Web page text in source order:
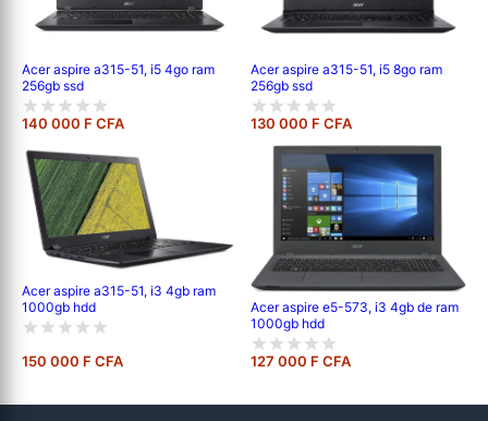
Acer aspire a315-51, i5 4go ram
256gb ssd
140 000 F CFA
Acer aspire a315-51, i5 8go ram
256gb ssd
130 000 F CFA
Acer aspire a315-51, i3 4gb ram
1000gb hdd
150 000 F CFA
Acer aspire e5-573, i3 4gb de ram
1000gb hdd
127 000 F CFA